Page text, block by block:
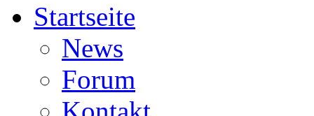
Startseite
News
Forum